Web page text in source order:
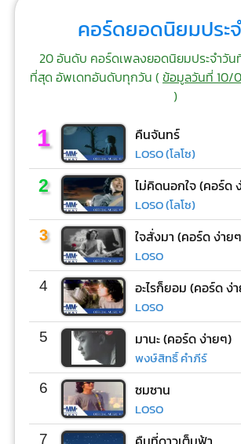
คอร์ดยอดนิยมประ
20 อันดับ คอร์ดเพลงยอดนิยมประจำวัน
ที่สุด อัพเดทอันดับทุกวัน (ข้อมูลวันที่ 10/
)
1 คืนจันทร์
LOSO (โลโซ)
2 ไม่คิดนอกใจ (คอร์ด
LOSO (โลโซ)
3 ใจสั่งมา (คอร์ด ง่าย
LOSO
4 อะไรก็ยอม (คอร์ด ง่
LOSO
5 มานะ (คอร์ด ง่ายๆ)
พงษ์สิทธิ์ คำภีร์
6 ซมซาน
LOSO
7